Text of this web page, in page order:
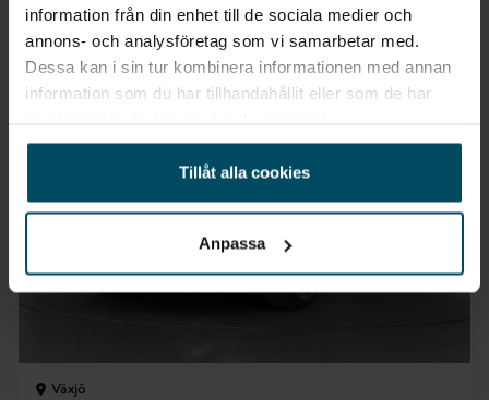
information från din enhet till de sociala medier och
annons- och analysföretag som vi samarbetar med.
Dessa kan i sin tur kombinera informationen med annan
information som du har tillhandahållit eller som de har
Tillåt alla cookies
Anpassa
Växjö